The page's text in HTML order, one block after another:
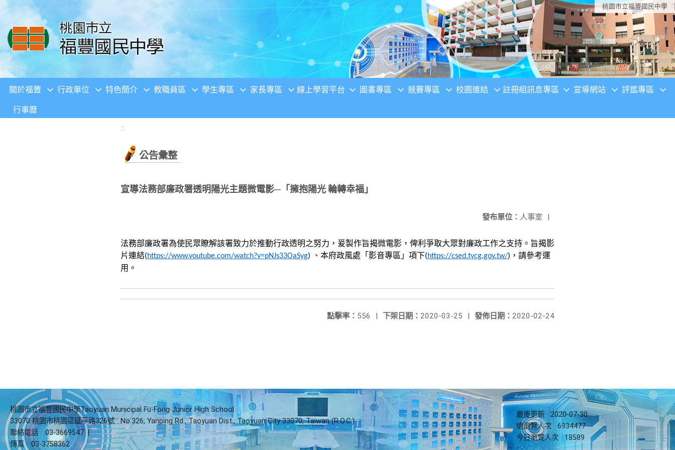
移至網頁之主要內容區位置 桃園市立福豐國民中學
關於福豐 行政單位 特色簡介 教職員區 學生專區 家長專區 線上學習平台 圖書專區 競賽專區 校園連結 註冊組訊息專區 宣導網站 評鑑專區
行事曆
:::
公告彙整
宣導法務部廉政署透明陽光主題微電影─「擁抱陽光 輪轉幸福」
發布單位： 人事室 |
法務部廉政署為使民眾瞭解該署致力於推動行政透明之努力，爰製作旨揭微電影，俾利爭取大眾對廉政工作之支持。旨揭影
片連結(https://www.youtube.com/watch?v=pNJs33OaSyg) 、本府政風處「影音專區」項下(https://csed.tycg.gov.tw/) ，請參考運
用。
發佈日期： 2020-02-24
下架日期： 2020-03-25 |
點擊率： 556 |
桃園市立福豐國民中學Taoyuan Municipal Fu-Fong Junior High School
33070 桃園市桃園區延平路326號
No.326, Yanping Rd., Taoyuan Dist., Taoyuan City 33070, Taiwan (R.O.C.)
聯絡電話
03-3669547 |
傳真
03-3758362
最後更新
2020-07-30
總瀏覽人次
6934477
今日瀏覽人次
18589